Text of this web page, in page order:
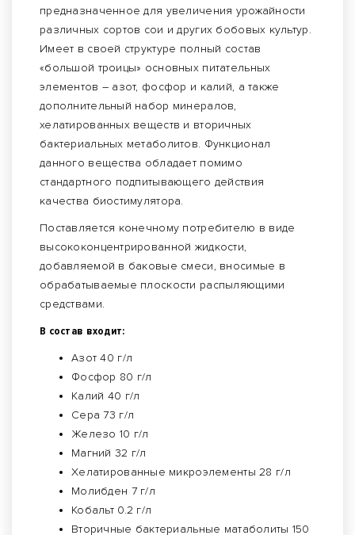
предназначенное для увеличения урожайности
различных сортов сои и других бобовых культур.
Имеет в своей структуре полный состав
«большой троицы» основных питательных
элементов – азот, фосфор и калий, а также
дополнительный набор минералов,
хелатированных веществ и вторичных
бактериальных метаболитов. Функционал
данного вещества обладает помимо
стандартного подпитывающего действия
качества биостимулятора.
Поставляется конечному потребителю в виде
высококонцентрированной жидкости,
добавляемой в баковые смеси, вносимые в
обрабатываемые плоскости распыляющими
средствами.
В состав входит:
Азот 40 г/л
Фосфор 80 г/л
Калий 40 г/л
Сера 73 г/л
Железо 10 г/л
Магний 32 г/л
Хелатированные микроэлементы 28 г/л
Молибден 7 г/л
Кобальт 0.2 г/л
Вторичные бактериальные матаболиты 150